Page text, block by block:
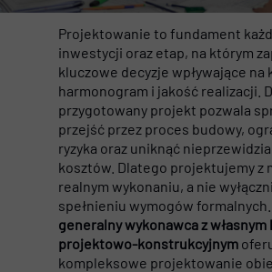
Projektowanie to fundament
inwestycji oraz etap, na którym
kluczowe decyzje wpływające na
harmonogram i jakość realizacji.
przygotowany projekt pozwala
przejść przez proces budowy,
ryzyka oraz uniknąć
kosztów. Dlatego projektujemy z
realnym wykonaniu, a nie
spełnieniu wymogów
generalny wykonawca z
projektowo-konstrukcyjnym
kompleksowe projektowanie